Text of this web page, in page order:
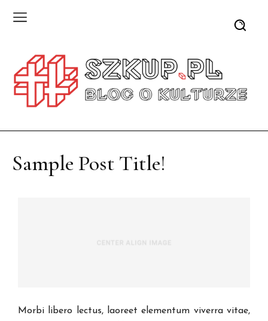
Sample Post Title!
Morbi libero lectus, laoreet elementum viverra vitae,